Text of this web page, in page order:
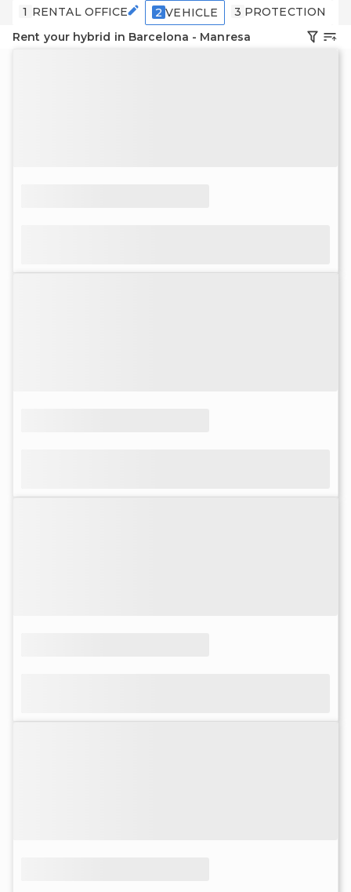
1 RENTAL OFFICE 2 VEHICLE 3 PROTECTION
Rent your hybrid in Barcelona - Manresa